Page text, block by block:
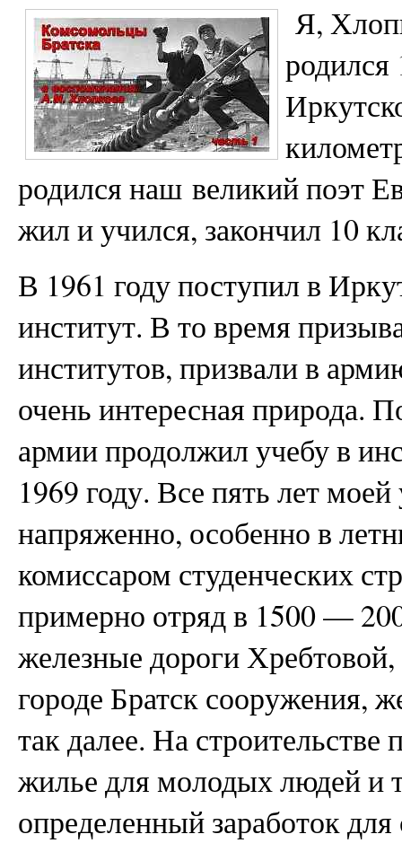
Я,
родился
родился наш великий поэт
жил и учился, закончил 10
В 1961 году поступил в
институт. В то время
институтов, призвали в
очень интересная природа.
армии продолжил учебу в
1969 году. Все пять лет
напряженно, особенно в
комиссаром студенческих
примерно отряд в 1500 —
железные дороги
городе Братск сооружения,
так далее. На строительстве
жилье для молодых людей и
определенный заработок для